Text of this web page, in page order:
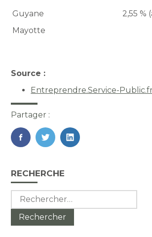
Guyane
Mayotte
2,55 %
Source :
Entreprendre.Service-Public.fr
Partager :
FaceBook
TwitterLinkedIn
Blog
sidebar
RECHERCHE
Rechercher :